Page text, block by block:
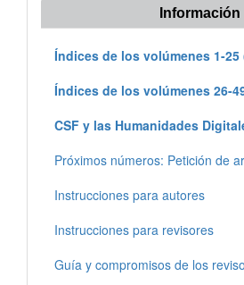
Información
Índices de los volúmenes 1-25
Índices de los volúmenes 26-
CSF y las Humanidades
Próximos números: Petición de
Instrucciones para autores
Instrucciones para revisores
Guía y compromisos de los